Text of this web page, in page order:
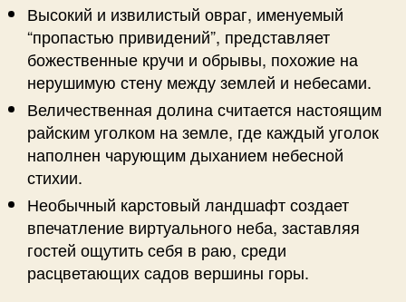
Высокий и извилистый овраг, именуемый
“пропастью привидений”, представляет
божественные кручи и обрывы, похожие на
нерушимую стену между землей и небесами.
Величественная долина считается настоящим
райским уголком на земле, где каждый уголок
наполнен чарующим дыханием небесной
стихии.
Необычный карстовый ландшафт создает
впечатление виртуального неба, заставляя
гостей ощутить себя в раю, среди
расцветающих садов вершины горы.